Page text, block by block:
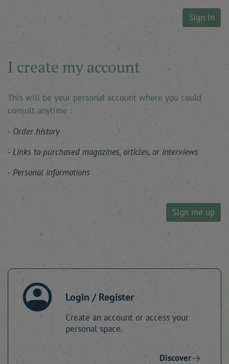
Sign in
I create my account
This will be your personal account where you could
consult anytime :
Order history
Links to purchased magazines, articles, or interviews
Personal informations
Sign me up
Login / Register
Create an account or access your
personal space.
Discover